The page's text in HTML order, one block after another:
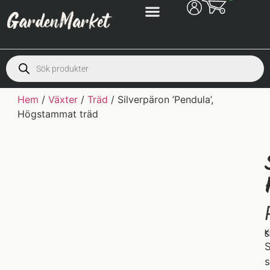
Hem /Växter /Träd / Silverpäron ’Pendula’,
Högstammat träd